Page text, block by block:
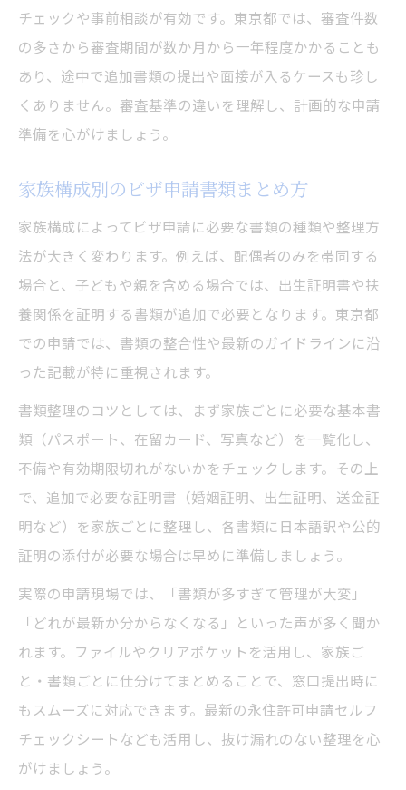
チェックや事前相談が有効です。東京都では、審査件数
の多さから審査期間が数か月から一年程度かかることも
あり、途中で追加書類の提出や面接が入るケースも珍し
くありません。審査基準の違いを理解し、計画的な申請
準備を心がけましょう。
家族構成別のビザ申請書類まとめ方
家族構成によってビザ申請に必要な書類の種類や整理方
法が大きく変わります。例えば、配偶者のみを帯同する
場合と、子どもや親を含める場合では、出生証明書や扶
養関係を証明する書類が追加で必要となります。東京都
での申請では、書類の整合性や最新のガイドラインに沿
った記載が特に重視されます。
書類整理のコツとしては、まず家族ごとに必要な基本書
類（パスポート、在留カード、写真など）を一覧化し、
不備や有効期限切れがないかをチェックします。その上
で、追加で必要な証明書（婚姻証明、出生証明、送金証
明など）を家族ごとに整理し、各書類に日本語訳や公的
証明の添付が必要な場合は早めに準備しましょう。
実際の申請現場では、「書類が多すぎて管理が大変」
「どれが最新か分からなくなる」といった声が多く聞か
れます。ファイルやクリアポケットを活用し、家族ご
と・書類ごとに仕分けてまとめることで、窓口提出時に
もスムーズに対応できます。最新の永住許可申請セルフ
チェックシートなども活用し、抜け漏れのない整理を心
がけましょう。